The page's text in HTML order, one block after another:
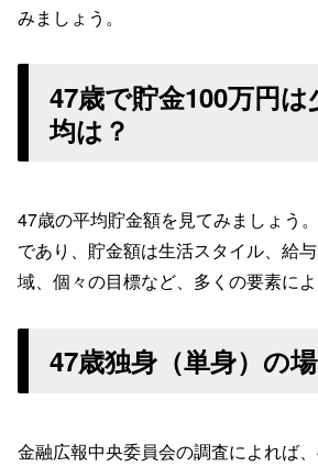
みましょう。
47歳で貯金100万円
均は？
47歳の平均貯金額を見てみましょう
であり、貯金額は生活スタイル、給
域、個々の目標など、多くの要素によ
47歳独身（単身）の
金融広報中央委員会の調査によれば、